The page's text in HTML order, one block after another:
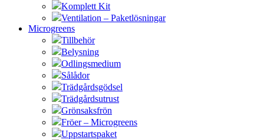
Komplett Kit
Ventilation – Paketlösningar
Microgreens
Tillbehör
Belysning
Odlingsmedium
Sålådor
Trädgårdsgödsel
Trädgårdsutrust
Grönsaksfrön
Fröer – Microgreens
Uppstartspaket